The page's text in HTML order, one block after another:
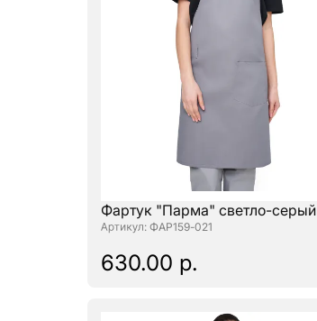
Фартук "Парма" светло-серый
: ФАР159-021
630.00 р.